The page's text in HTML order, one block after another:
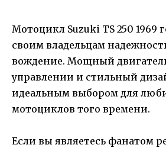
Мотоцикл Suzuki TS 250 1969
своим владельцам
вождение. Мощный
управлении и стильный
идеальным выбором для
мотоциклов того времени.
Если вы являетесь фанатом